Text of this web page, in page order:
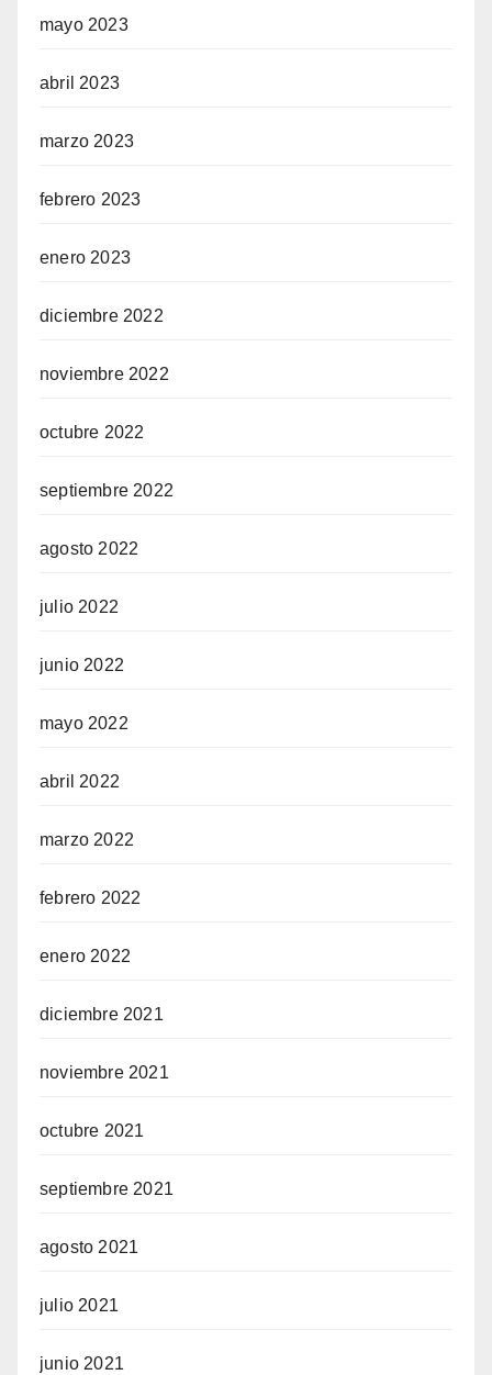
mayo 2023
abril 2023
marzo 2023
febrero 2023
enero 2023
diciembre 2022
noviembre 2022
octubre 2022
septiembre 2022
agosto 2022
julio 2022
junio 2022
mayo 2022
abril 2022
marzo 2022
febrero 2022
enero 2022
diciembre 2021
noviembre 2021
octubre 2021
septiembre 2021
agosto 2021
julio 2021
junio 2021